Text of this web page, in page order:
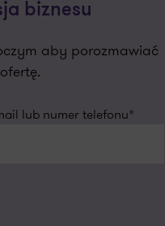
biznesu
aby porozmawiać
lub numer telefonu*